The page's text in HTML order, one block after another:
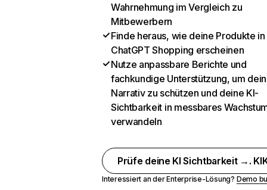
Wahrnehmung im Vergleich zu
Mitbewerbern
Finde heraus, wie deine Produkte in
ChatGPT Shopping erscheinen
Nutze anpassbare Berichte und
fachkundige Unterstützung, um dein
Narrativ zu schützen und deine KI-
Sichtbarkeit in messbares
verwandeln
Prüfe deine KI Sichtbarkeit →.
Interessiert an der Enterprise-Lösung? Demo